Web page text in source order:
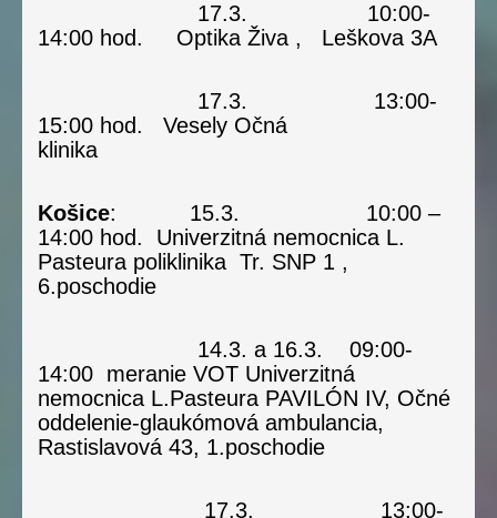
17.3. 10:00-
14:00 hod. Optika Živa , Leškova 3A
17.3. 13:00-
15:00 hod. Vesely Očná
klinika
Košice: 15.3. 10:00 –
14:00 hod. Univerzitná nemocnica L.
Pasteura poliklinika Tr. SNP 1 ,
6.poschodie
14.3. a 16.3. 09:00-
14:00 meranie VOT Univerzitná
nemocnica L.Pasteura PAVILÓN IV, Očné
oddelenie-glaukómová ambulancia,
Rastislavová 43, 1.poschodie
17.3. 13:00-